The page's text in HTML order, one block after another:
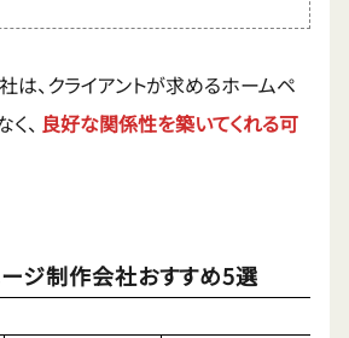
、クライアントが求めるホームペ
、 良好な関係性を築いてくれる可
ジ制作会社おすすめ5選